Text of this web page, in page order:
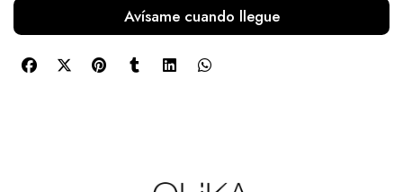
Avísame cuando llegue